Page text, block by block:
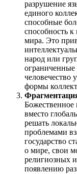
разрушение
единого
способные
способность
мира. Это
народ или
ограниченные
человечество
формы
Божественное
вместо
решать
проблемами
государство
о мире, свои
религиозных
появлению